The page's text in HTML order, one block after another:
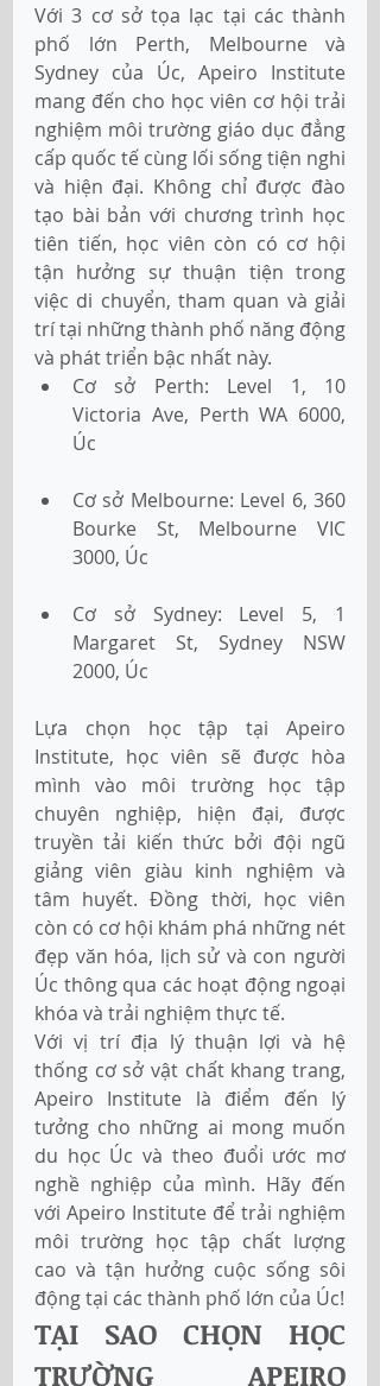
Với 3 cơ sở tọa lạc tại các thành
phố lớn Perth, Melbourne và
Sydney của Úc, Apeiro Institute
mang đến cho học viên cơ hội trải
nghiệm môi trường giáo dục đẳng
cấp quốc tế cùng lối sống tiện nghi
và hiện đại. Không chỉ được đào
tạo bài bản với chương trình học
tiên tiến, học viên còn có cơ hội
tận hưởng sự thuận tiện trong
việc di chuyển, tham quan và giải
trí tại những thành phố năng động
và phát triển bậc nhất này.
Cơ sở Perth: Level 1, 10
Victoria Ave, Perth WA 6000,
Úc
Cơ sở Melbourne: Level 6, 360
Bourke St, Melbourne VIC
3000, Úc
Cơ sở Sydney: Level 5, 1
Margaret St, Sydney NSW
2000, Úc
Lựa chọn học tập tại Apeiro
Institute, học viên sẽ được hòa
mình vào môi trường học tập
chuyên nghiệp, hiện đại, được
truyền tải kiến thức bởi đội ngũ
giảng viên giàu kinh nghiệm và
tâm huyết. Đồng thời, học viên
còn có cơ hội khám phá những nét
đẹp văn hóa, lịch sử và con người
Úc thông qua các hoạt động ngoại
khóa và trải nghiệm thực tế.
Với vị trí địa lý thuận lợi và hệ
thống cơ sở vật chất khang trang,
Apeiro Institute là điểm đến lý
tưởng cho những ai mong muốn
du học Úc và theo đuổi ước mơ
nghề nghiệp của mình. Hãy đến
với Apeiro Institute để trải nghiệm
môi trường học tập chất lượng
cao và tận hưởng cuộc sống sôi
động tại các thành phố lớn của Úc!
TẠI SAO CHỌN HỌC
TRƯỜNG APEIRO